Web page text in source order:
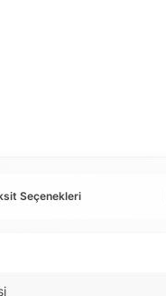
Seçenekleri